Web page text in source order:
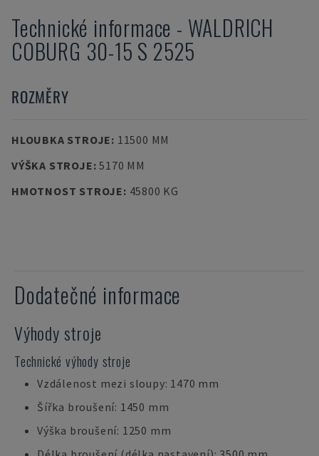
Technické informace - WALDRICH
COBURG 30-15 S 2525
ROZMĚRY
HLOUBKA STROJE: 11500 MM
VÝŠKA STROJE:5170 MM
HMOTNOST STROJE: 45800 KG
Dodatečné informace
Výhody stroje
Technické výhody stroje
Vzdálenost mezi sloupy: 1470 mm
Šířka broušení: 1450 mm
Výška broušení: 1250 mm